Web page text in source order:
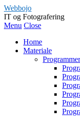
Webbojo
IT og Fotografering
Menu Close
Home
Materiale